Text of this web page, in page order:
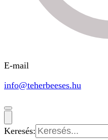
E-mail
info@teherbeeses.hu
Keresés: